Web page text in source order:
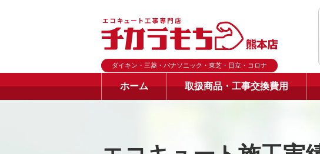
ダイキン・三菱・パナソニック・東芝・日立・コロナ
ホーム 取扱商品・工事交換費用